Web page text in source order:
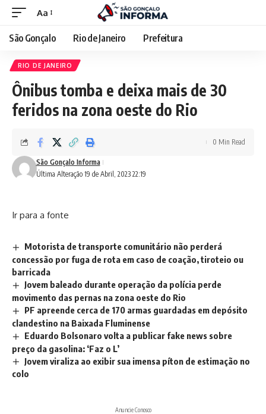
Aa
São Gonçalo Rio de Janeiro Prefeitura
RIO DE JANEIRO
Ônibus tomba e deixa mais de 30
feridos na zona oeste do Rio
Última Alteração 19 de Abril, 2023 22:19
São Gonçalo Informa
0 Min Read
Ir para a fonte
Motorista de transporte comunitário não perderá
concessão por fuga de rota em caso de coação, tiroteio ou
barricada
Jovem baleado durante operação da polícia perde
movimento das pernas na zona oeste do Rio
PF apreende cerca de 170 armas guardadas em depósito
clandestino na Baixada Fluminense
Eduardo Bolsonaro volta a publicar fake news sobre
preço da gasolina: ‘Faz o L’
Jovem viraliza ao exibir sua imensa píton de estimação no
colo
Anuncie Conosco